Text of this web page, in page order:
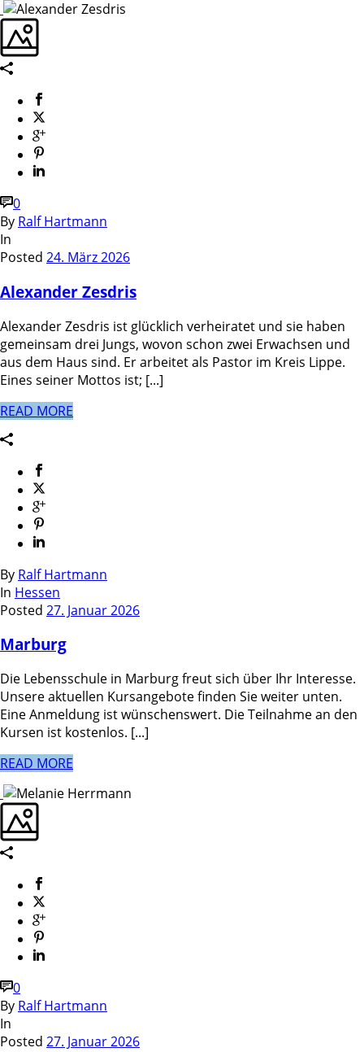
0
By Ralf Hartmann
In
Posted 24. März 2026
Alexander Zesdris
Alexander Zesdris ist glücklich verheiratet und sie haben
gemeinsam drei Jungs, wovon schon zwei Erwachsen und
aus dem Haus sind. Er arbeitet als Pastor im Kreis Lippe.
Eines seiner Mottos ist; [...]
READ MORE
By Ralf Hartmann
In Hessen
Posted 27. Januar 2026
Marburg
Die Lebensschule in Marburg freut sich über Ihr Interesse.
Unsere aktuellen Kursangebote finden Sie weiter unten.
Eine Anmeldung ist wünschenswert. Die Teilnahme an den
Kursen ist kostenlos. [...]
READ MORE
0
By Ralf Hartmann
In
Posted 27. Januar 2026